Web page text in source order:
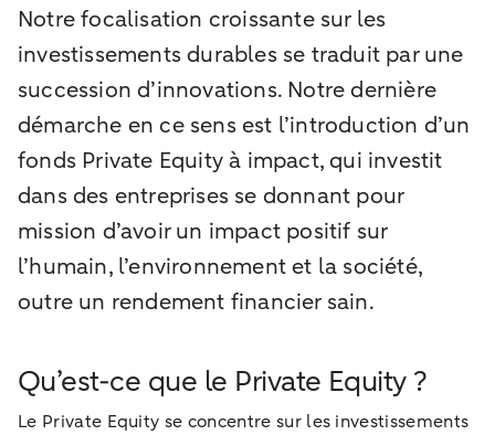
Notre focalisation croissante sur les
investissements durables se traduit par une
succession d’innovations. Notre dernière
démarche en ce sens est l’introduction d’un
fonds Private Equity à impact, qui investit
dans des entreprises se donnant pour
mission d’avoir un impact positif sur
l’humain, l’environnement et la société,
outre un rendement financier sain.
Qu’est-ce que le Private Equity ?
Le Private Equity se concentre sur les investissements